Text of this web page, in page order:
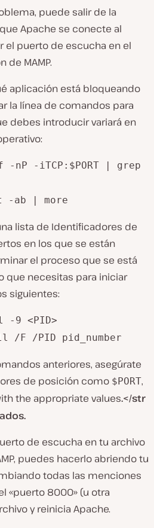
puede salir de la
Apache se conecte al
el puerto de escucha en el
de MAMP.
aplicación está bloqueando
la línea de comandos para
debes introducir variará en
-nP -iTCP:$PORT | grep
-ab | more
lista de Identificadores de
en los que se están
el proceso que se está
que necesitas para iniciar
siguientes:
9 <PID>
/F /PID pid_number
anteriores, asegúrate
de posición como $PORT,
the appropriate values.</str
de escucha en tu archivo
puedes hacerlo abriendo tu
todas las menciones
«puerto 8000» (u otra
y reinicia Apache.